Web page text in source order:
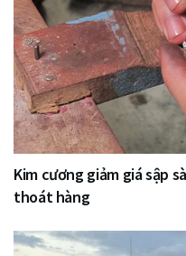
Kim cương giảm giá sập
thoát hàng